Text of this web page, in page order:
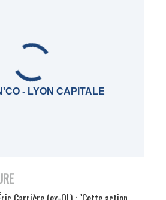
- LYON CAPITALE